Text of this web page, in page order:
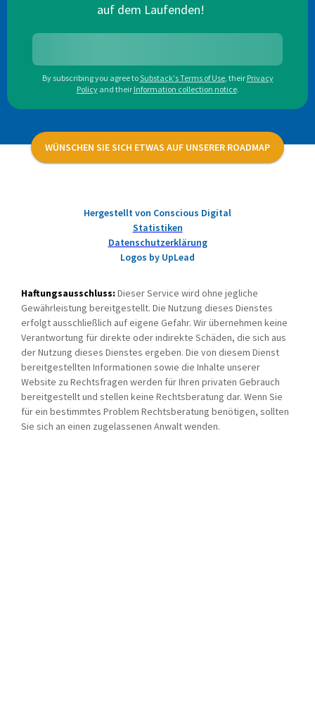
auf dem Laufenden!
By subscribing you agree toSubstack's Terms of Use, their Privacy
Policy and their Information collection notice.
WÜNSCHEN SIE SICH ETWAS AUF UNSERER ROADMAP
Hergestellt von Conscious Digital
Statistiken
Datenschutzerklärung
Logos by UpLead
Haftungsausschluss: Dieser Service wird ohne jegliche
Gewährleistung bereitgestellt. Die Nutzung dieses Dienstes
erfolgt ausschließlich auf eigene Gefahr. Wir übernehmen keine
Verantwortung für direkte oder indirekte Schäden, die sich aus
der Nutzung dieses Dienstes ergeben. Die von diesem Dienst
bereitgestellten Informationen sowie die Inhalte unserer
Website zu Rechtsfragen werden für Ihren privaten Gebrauch
bereitgestellt und stellen keine Rechtsberatung dar. Wenn Sie
für ein bestimmtes Problem Rechtsberatung benötigen, sollten
Sie sich an einen zugelassenen Anwalt wenden.